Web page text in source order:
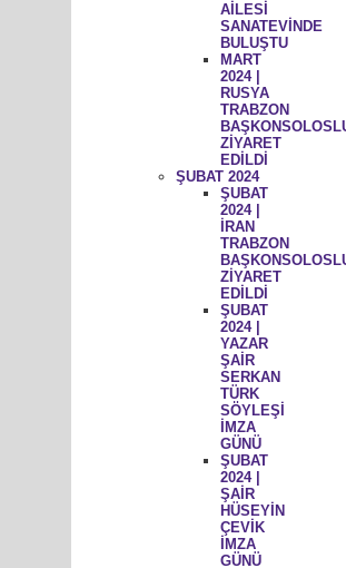
AİLESİ
SANATEVİNDE
BULUŞTU
MART
2024 |
RUSYA
TRABZON
ZİYARET
EDİLDİ
ŞUBAT 2024
ŞUBAT
2024 |
İRAN
TRABZON
ZİYARET
EDİLDİ
ŞUBAT
2024 |
YAZAR
ŞAİR
SERKAN
TÜRK
SÖYLEŞİ
İMZA
GÜNÜ
ŞUBAT
2024 |
ŞAİR
HÜSEYİN
ÇEVİK
İMZA
GÜNÜ